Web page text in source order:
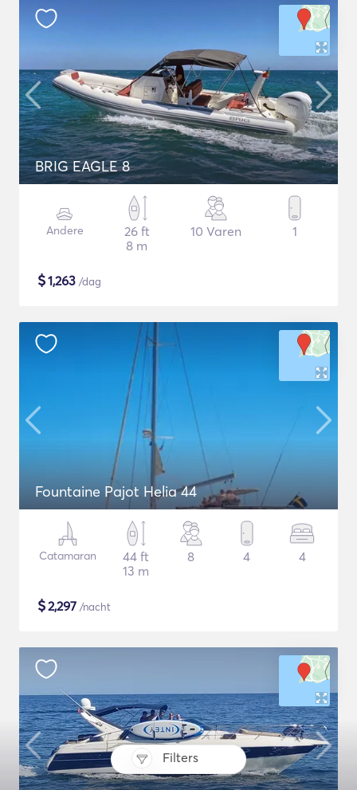
Filters
BRIG EAGLE 8
Andere
26 ft
8 m
10 Varen 1
$1,263 /dag
Fountaine Pajot Helia 44
Catamaran
44 ft
13 m
8 4 4
$2,297 /nacht